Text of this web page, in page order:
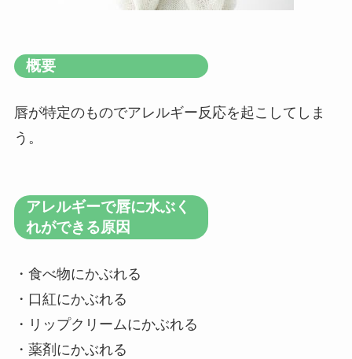
概要
唇が特定のものでアレルギー反応を起こしてしま
う。
アレルギーで唇に水ぶく
れができる原因
・食べ物にかぶれる
・口紅にかぶれる
・リップクリームにかぶれる
・薬剤にかぶれる